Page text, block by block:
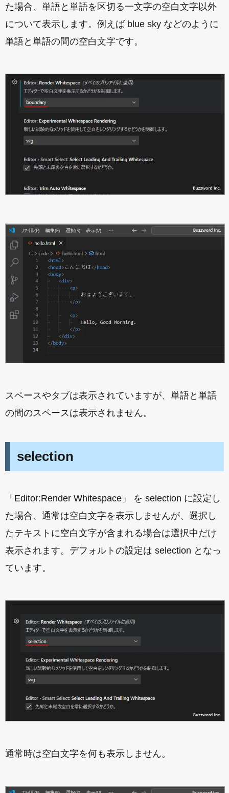
た場合、単語と単語を区切る一文字の空白文字以外
について表示します。例えば blue sky などのように
単語と単語の間の空白文字です。
スペースやタブは表示されていますが、単語と単語
の間のスペースは表示されません。
selection
「Editor:Render Whitespace」 を selection に設定し
た場合、通常は空白文字を表示しませんが、選択し
たテキストに空白文字が含まれる場合は選択中だけ
表示されます。デフォルトの設定は selection となっ
ています。
通常時は空白文字を何も表示しません。